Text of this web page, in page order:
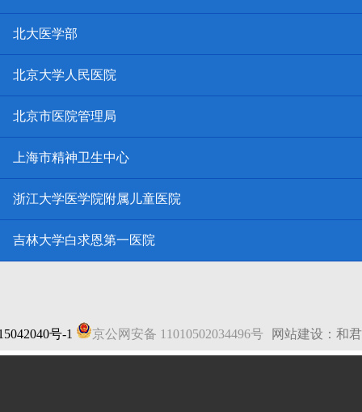
北大医学部
北京大学人民医院
北京市医院管理局
上海市精神卫生中心
浙江大学医学院附属儿童医院
吉林大学白求恩第一医院
号-1 京公网安备 11010502034496号 网站建设：和